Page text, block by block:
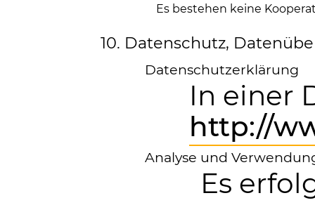
Es bestehen keine
10. Datenschutz,
Datenschutzerklärung
In einer
http://
Analyse und
Es